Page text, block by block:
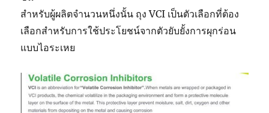
สำหรับผู้ผลิตจำนวนหนึ่งนั้น ถุง VCI เป็นตัวเลือกที่ต้อง
เลือกสำหรับการใช้ประโยชน์จากตัวยับยั้งการผุกร่อน
แบบไอระเหย